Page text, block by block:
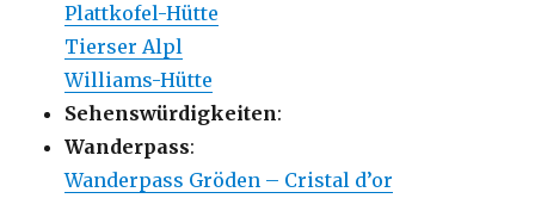
Plattkofel-Hütte
Tierser Alpl
Williams-Hütte
Sehenswürdigkeiten:
Wanderpass:
Wanderpass Gröden – Cristal d’or